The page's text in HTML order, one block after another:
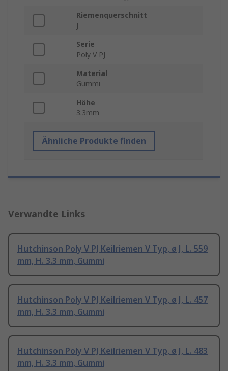
Riemenquerschnitt
J
Serie
Poly V PJ
Material
Gummi
Höhe
3.3mm
Ähnliche Produkte finden
Verwandte Links
Hutchinson Poly V PJ Keilriemen V Typ, ø J, L. 559
mm, H. 3.3 mm, Gummi
Hutchinson Poly V PJ Keilriemen V Typ, ø J, L. 457
mm, H. 3.3 mm, Gummi
Hutchinson Poly V PJ Keilriemen V Typ, ø J, L. 483
mm, H. 3.3 mm, Gummi